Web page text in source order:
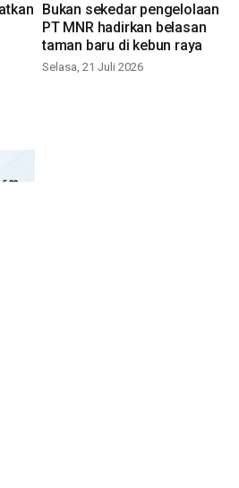
Bukan sekedar pengelolaan
PT MNR hadirkan belasan
taman baru di kebun raya
Selasa, 21 Juli 2026